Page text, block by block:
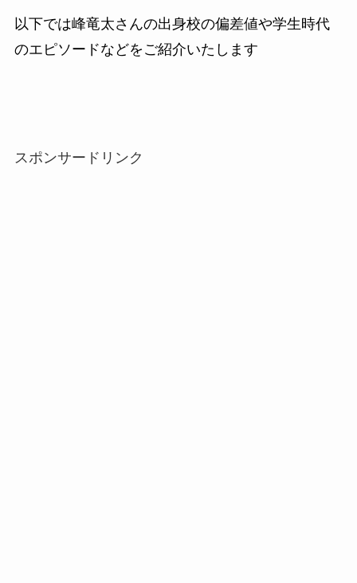
以下では峰竜太さんの出身校の偏差値や学生時代
のエピソードなどをご紹介いたします
スポンサードリンク